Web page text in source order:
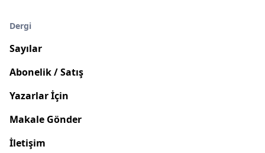
Dergi
Sayılar
Abonelik / Satış
Yazarlar İçin
Makale Gönder
İletişim